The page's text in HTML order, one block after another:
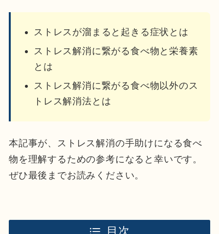
ストレスが溜まると起きる症状とは
ストレス解消に繋がる食べ物と栄養素
とは
ストレス解消に繋がる食べ物以外のス
トレス解消法とは
本記事が、ストレス解消の手助けになる食べ
物を理解するための参考になると幸いです。
ぜひ最後までお読みください。
目次